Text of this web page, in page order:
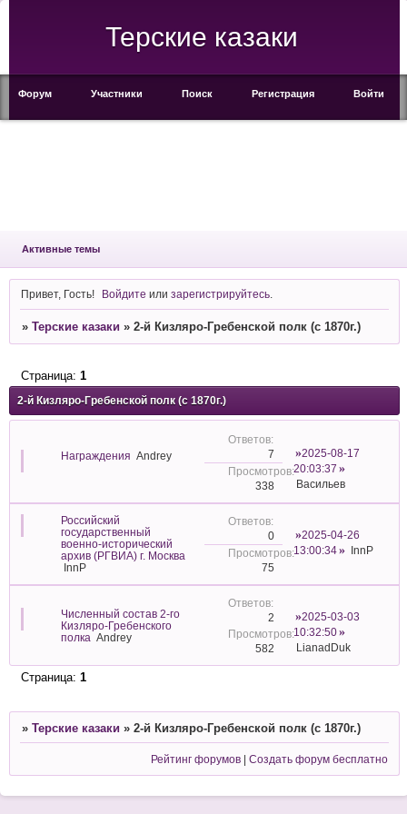
Терские казаки
Форум Участники Поиск Регистрация Войти
Активные темы
Привет, Гость! Войдите илизарегистрируйтесь
» Терские казаки » 2-й Кизляро-Гребенской полк (с 1870г.)
2-й Кизляро-Гребенской полк (с 1870г.)
Страница: 1
Награждения Andrey 7
338
2025-08-17
20:03:37
Васильев
Российский
государственный
военно-исторический
архив (РГВИА) г. Москва
InnP
0
75
2025-04-26
13:00:34
InnP
Численный состав 2-го
Кизляро-Гребенского
полка Andrey
2
582
2025-03-03
10:32:50
LianadDuk
Страница: 1
» Терские казаки » 2-й Кизляро-Гребенской полк (с 1870г.)
Рейтинг форумов |Создать форум бесплатно